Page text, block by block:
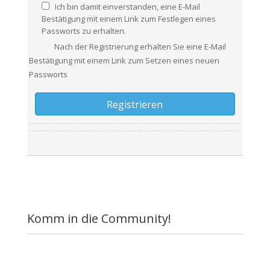
Ich bin damit einverstanden, eine E-Mail
Bestätigung mit einem Link zum Festlegen eines
Passworts zu erhalten.
Nach der Registrierung erhalten Sie eine E-Mail
Bestätigung mit einem Link zum Setzen eines neuen
Passworts
Komm in die Community!